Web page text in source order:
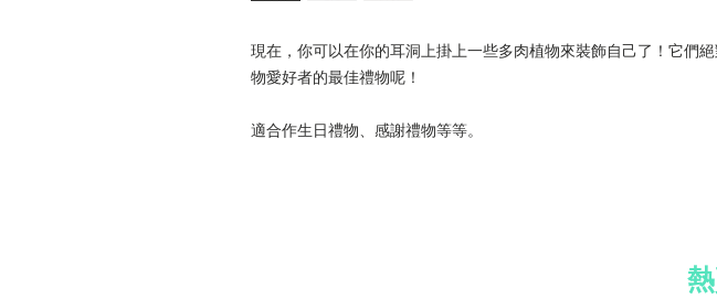
現在，你可以在你的耳洞上掛上一些多肉植物來裝飾自己了！它們
物愛好者的最佳禮物呢！
適合作生日禮物、感謝禮物等等。